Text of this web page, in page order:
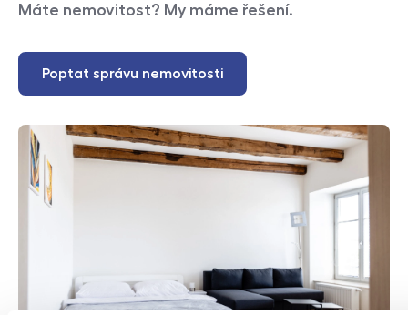
Máte nemovitost? My máme řešení.
Poptat správu nemovitosti